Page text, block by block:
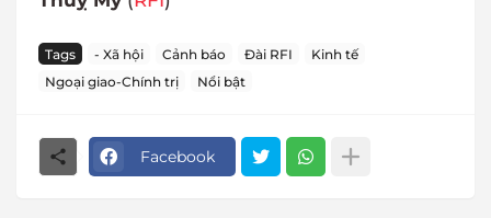
Tags - Xã hội Cảnh báo Đài RFI
Kinh tế
Ngoại giao-Chính trị
Nổi bật
Facebook